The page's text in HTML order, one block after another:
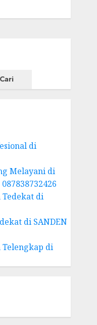
Cari
di
Melayani di
Tedekat di
di SANDEN
Telengkap di